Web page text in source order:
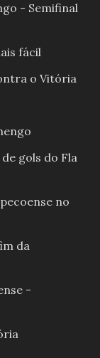
- Semifinal
fácil
o Vitória
gols do Fla
no
da
-